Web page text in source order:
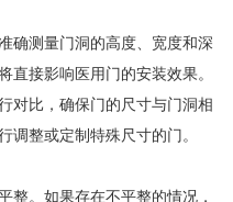
确测量门洞的高度、宽度和深
直接影响医用门的安装效果。
对比，确保门的尺寸与门洞相
调整或定制特殊尺寸的门。
整。如果存在不平整的情况，